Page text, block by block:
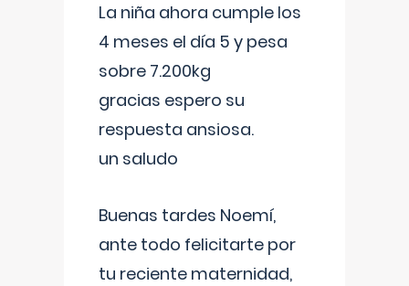
La niña ahora cumple los
4 meses el día 5 y pesa
sobre 7.200kg
gracias espero su
respuesta ansiosa.
un saludo
Buenas tardes Noemí,
ante todo felicitarte por
tu reciente maternidad,